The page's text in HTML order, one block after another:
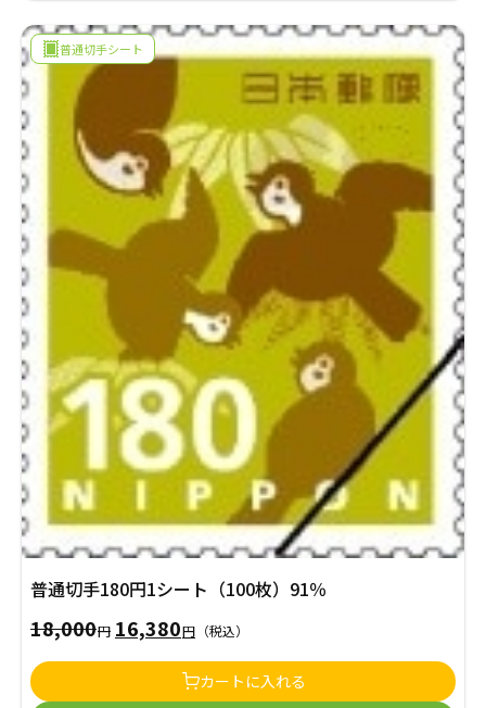
27,000
し
た。
で
す。
普通切手シート
普通切手180円1シート（100枚）91％
18,000円 元
の
16,380円 現
在
の
（税込）
カートに入れる